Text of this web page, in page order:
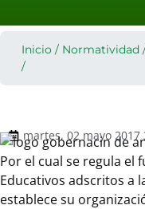
Inicio / Normatividad
/
martes, 02 mayo 2017
Por el cual se regula el
Educativos adscritos a
establece su